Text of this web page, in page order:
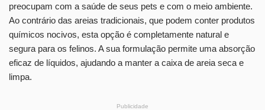
preocupam com a saúde de seus pets e com o meio ambiente.
Ao contrário das areias tradicionais, que podem conter produtos
químicos nocivos, esta opção é completamente natural e
segura para os felinos. A sua formulação permite uma absorção
eficaz de líquidos, ajudando a manter a caixa de areia seca e
limpa.
Publicidade